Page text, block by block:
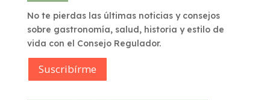
No te pierdas las últimas noticias y consejos
sobre gastronomía, salud, historia y estilo de
vida con el Consejo Regulador.
Suscribírme